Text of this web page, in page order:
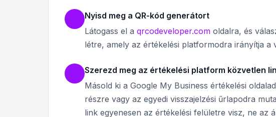
Nyisd meg a QR-kód generátort
Látogass el a qrcodeveloper.com oldalra, és
létre, amely az értékelési platformodra irányítja a
Szerezd meg az értékelési platform közvetlen
Másold ki a Google My Business értékelési
részre vagy az egyedi visszajelzési űrlapodra
link egyenesen az értékelési felületre visz, ne az